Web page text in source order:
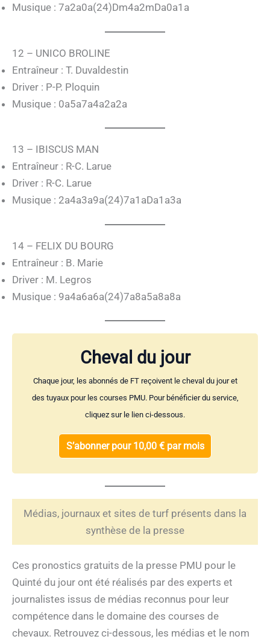
Musique : 7a2a0a(24)Dm4a2mDa0a1a
12 – UNICO BROLINE
Entraîneur : T. Duvaldestin
Driver : P-P. Ploquin
Musique : 0a5a7a4a2a2a
13 – IBISCUS MAN
Entraîneur : R-C. Larue
Driver : R-C. Larue
Musique : 2a4a3a9a(24)7a1aDa1a3a
14 – FELIX DU BOURG
Entraîneur : B. Marie
Driver : M. Legros
Musique : 9a4a6a6a(24)7a8a5a8a8a
Cheval du jour
Chaque jour, les abonnés de FT reçoivent le cheval du jour et
des tuyaux pour les courses PMU. Pour bénéficier du service,
cliquez sur le lien ci-dessous.
S’abonner pour 10,00 € par mois
Médias, journaux et sites de turf présents dans la
synthèse de la presse
Ces pronostics gratuits de la presse PMU pour le
Quinté du jour ont été réalisés par des experts et
journalistes issus de médias reconnus pour leur
compétence dans le domaine des courses de
chevaux. Retrouvez ci-dessous, les médias et le nom